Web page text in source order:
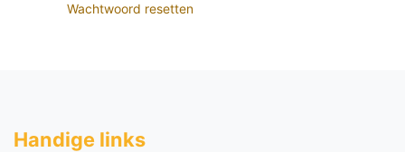
Wachtwoord resetten
Handige li​nks